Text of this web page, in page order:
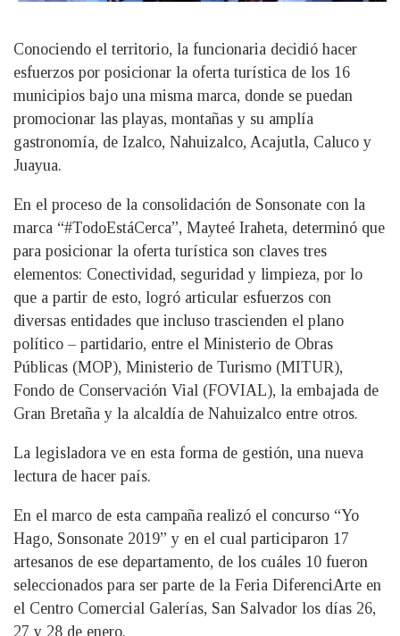
Conociendo el territorio, la funcionaria decidió hacer
esfuerzos por posicionar la oferta turística de los 16
municipios bajo una misma marca, donde se puedan
promocionar las playas, montañas y su amplía
gastronomía, de Izalco, Nahuizalco, Acajutla, Caluco y
Juayua.
En el proceso de la consolidación de Sonsonate con la
marca “#TodoEstáCerca”, Mayteé Iraheta, determinó que
para posicionar la oferta turística son claves tres
elementos: Conectividad, seguridad y limpieza, por lo
que a partir de esto, logró articular esfuerzos con
diversas entidades que incluso trascienden el plano
político – partidario, entre el Ministerio de Obras
Públicas (MOP), Ministerio de Turismo (MITUR),
Fondo de Conservación Vial (FOVIAL), la embajada de
Gran Bretaña y la alcaldía de Nahuizalco entre otros.
La legisladora ve en esta forma de gestión, una nueva
lectura de hacer país.
En el marco de esta campaña realizó el concurso “Yo
Hago, Sonsonate 2019” y en el cual participaron 17
artesanos de ese departamento, de los cuáles 10 fueron
seleccionados para ser parte de la Feria DiferenciArte en
el Centro Comercial Galerías, San Salvador los días 26,
27 y 28 de enero.